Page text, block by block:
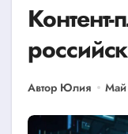
Автор Юлия